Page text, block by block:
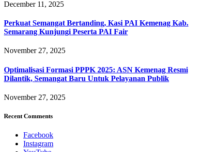
December 11, 2025
Perkuat Semangat Bertanding, Kasi PAI Kemenag Kab.
Semarang Kunjungi Peserta PAI Fair
November 27, 2025
Optimalisasi Formasi PPPK 2025: ASN Kemenag Resmi
Dilantik, Semangat Baru Untuk Pelayanan Publik
November 27, 2025
Recent Comments
Facebook
Instagram